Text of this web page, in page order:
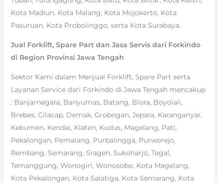
Kota Madiun, Kota Malang, Kota Mojokerto, Kota
Pasuruan, Kota Probolinggo, serta Kota Surabaya.
Jual Forklift, Spare Part dan Jasa Servis dari Forkindo
di Region Provinsi Jawa Tengah
Sektor Kami dalam Menjual Forklift, Spare Part serta
Layanan Service dari Forkindo di Jawa Tengah mencakup
: Banjarnegara, Banyumas, Batang, Blora, Boyolali,
Brebes, Cilacap, Demak, Grobogan, Jepara, Karanganyar,
Kebumen, Kendal, Klaten, Kudus, Magelang, Pati,
Pekalongan, Pemalang, Purbalingga, Purworejo,
Rembang, Semarang, Sragen, Sukoharjo, Tegal,
Temanggung, Wonogiri, Wonosobo, Kota Magelang,
Kota Pekalongan, Kota Salatiga, Kota Semarang, Kota